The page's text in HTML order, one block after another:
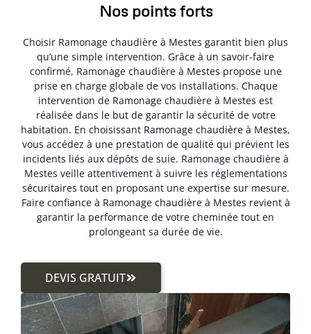
Nos points forts
Choisir Ramonage chaudière à Mestes garantit bien plus
qu’une simple intervention. Grâce à un savoir-faire
confirmé, Ramonage chaudière à Mestes propose une
prise en charge globale de vos installations. Chaque
intervention de Ramonage chaudière à Mestes est
réalisée dans le but de garantir la sécurité de votre
habitation. En choisissant Ramonage chaudière à Mestes,
vous accédez à une prestation de qualité qui prévient les
incidents liés aux dépôts de suie. Ramonage chaudière à
Mestes veille attentivement à suivre les réglementations
sécuritaires tout en proposant une expertise sur mesure.
Faire confiance à Ramonage chaudière à Mestes revient à
garantir la performance de votre cheminée tout en
prolongeant sa durée de vie.
DEVIS GRATUIT